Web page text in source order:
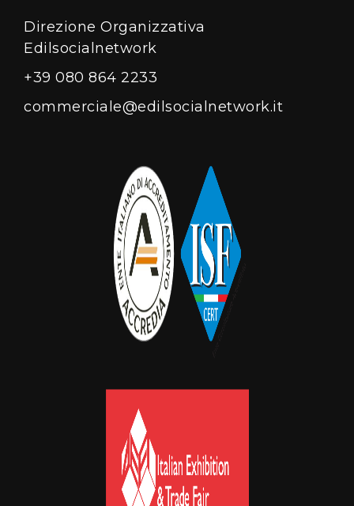
Direzione Organizzativa
Edilsocialnetwork
+39 080 864 2233
commerciale@edilsocialnetwork.it